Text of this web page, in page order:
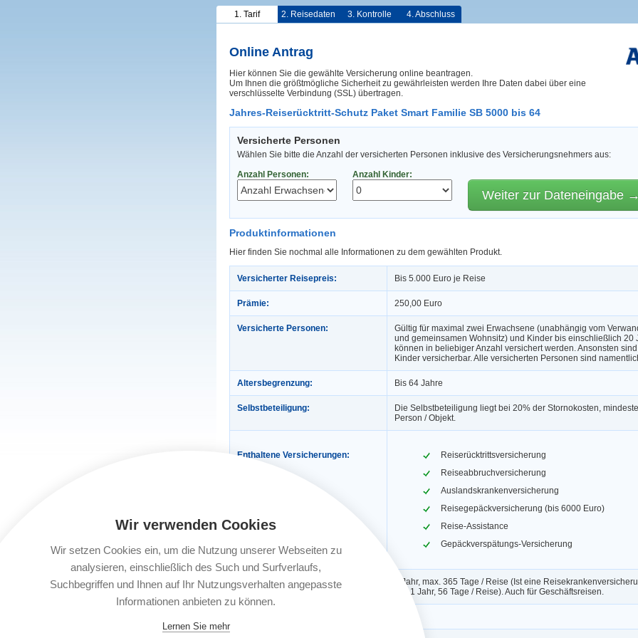
1. Tarif 2. Reisedaten 3. Kontrolle 4. Abschluss
Online Antrag
Hier können Sie die gewählte Versicherung online beantragen.
Um Ihnen die größtmögliche Sicherheit zu gewährleisten werden Ihre Daten dabei über eine
verschlüsselte Verbindung (SSL) übertragen.
Jahres-Reiserücktritt-Schutz Paket Smart Familie SB 5000 bis 64
Versicherte Personen
Wählen Sie bitte die Anzahl der versicherten Personen inklusive des Versicherungsnehmers aus:
Anzahl Personen:
Anzahl Kinder:
Weiter zur Dateneingabe
Produktinformationen
Hier finden Sie nochmal alle Informationen zu dem gewählten Produkt.
Versicherter Reisepreis: Bis 5.000 Euro je Reise
Prämie: 250,00 Euro
Versicherte Personen:
Gültig für maximal zwei Erwachsene (unabhängig vom
und gemeinsamen Wohnsitz) und Kinder bis einschließlich 20
können in beliebiger Anzahl versichert werden. Ansonsten
Kinder versicherbar. Alle versicherten Personen sind
Altersbegrenzung: Bis 64 Jahre
Selbstbeteiligung:
Die Selbstbeteiligung liegt bei 20% der Stornokosten,
Person / Objekt.
Enthaltene Versicherungen:
Reiserücktrittsversicherung
Reiseabbruchversicherung
Auslandskrankenversicherung
Reisegepäckversicherung (bis 6000 Euro)
Reise-Assistance
Gepäckverspätungs-Versicherung
Gültigkeit:
1 Jahr, max. 365 Tage / Reise (Ist eine
gilt: 1 Jahr, 56 Tage / Reise). Auch für Geschäftsreisen.
Wir verwenden Cookies
Wir setzen Cookies ein, um die Nutzung unserer Webseiten zu
analysieren, einschließlich des Such und Surfverlaufs,
Suchbegriffen und Ihnen auf Ihr Nutzungsverhalten angepasste
Informationen anbieten zu können.
Lernen Sie mehr